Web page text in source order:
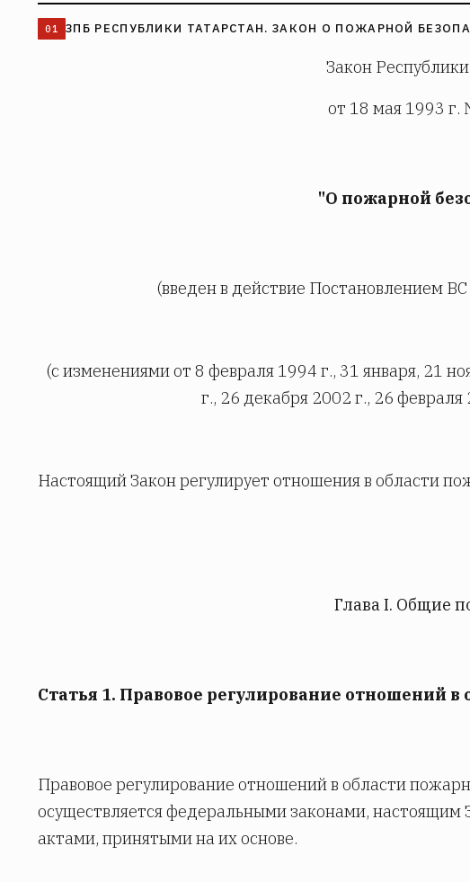
ЗПБ РЕСПУБЛИКИ ТАТАРСТАН. ЗАКОН О ПОЖАРНОЙ
Закон
от 18 мая 1993
"О пожарной
(введен в действие Постановлением
(с изменениями от 8 февраля 1994 г., 31 января, 21
г., 26 декабря 2002 г., 26
Настоящий Закон регулирует отношения в области
Глава I. Общие
Статья 1. Правовое регулирование отношений
Правовое регулирование отношений в области
осуществляется федеральными законами,
актами, принятыми на их основе.